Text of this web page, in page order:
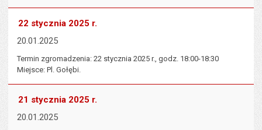
22 stycznia 2025 r.
20.01.2025
Termin zgromadzenia: 22 stycznia 2025 r., godz. 18:00-18:30
Miejsce: Pl. Gołębi.
21 stycznia 2025 r.
20.01.2025